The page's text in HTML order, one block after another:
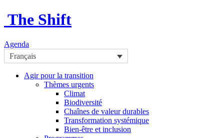
The Shift
Agenda
Français
Agir pour la transition
Thèmes urgents
Climat
Biodiversité
Chaînes de valeur durables
Transformation systémique
Bien-être et inclusion